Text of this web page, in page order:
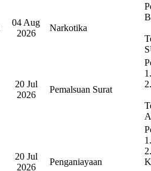
04 Aug
2026
Narkotika
20 Jul
2026
Pemalsuan Surat
20 Jul
2026
Penganiayaan